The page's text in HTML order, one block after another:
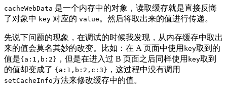
cacheWebData 是一个内存中的对象，读取缓存就是直接反悔
了对象中 key 对应的 value。然后将取出来的值进行传递。
先说下问题的现象，在调试的时候我发现，从内存缓存中取出
来的值会莫名其妙的改变。比如：在 A 页面中使用 key取到的
值是{a:1,b:2} ，但是在进入过 B 页面之后同样使用 key取到
的值却变成了 {a:1,b:2,c:3} ，这过程中没有调用
setCacheInfo方法来修改缓存中的值。